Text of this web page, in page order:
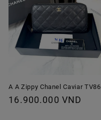
A A Zippy Chanel Caviar TV86
Giá
16.900.000 VND